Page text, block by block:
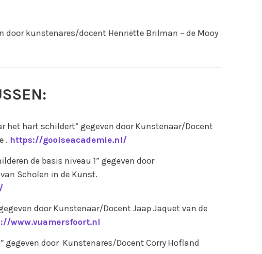
door kunstenares/docent Henriëtte Brilman – de Mooy
het hart schildert” gegeven door Kunstenaar/Docent
. https://gooiseacademie.nl/
de basis niveau 1” gegeven door
Scholen in de Kunst.
door Kunstenaar/Docent Jaap Jaquet van de
www.vuamersfoort.nl
gegeven door Kunstenares/Docent Corry Hofland